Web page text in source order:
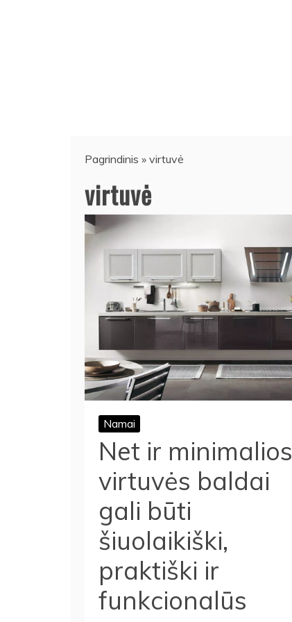
Pagrindinis » virtuvė
virtuvė
Namai
Net ir minimalios
virtuvės baldai
gali būti
šiuolaikiški,
praktiški ir
funkcionalūs